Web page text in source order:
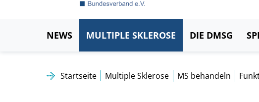
NEWS MULTIPLE SKLEROSE DIE DMSG
Startseite Multiple Sklerose MS behandeln